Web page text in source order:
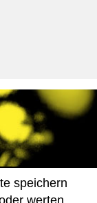
speichern
werten